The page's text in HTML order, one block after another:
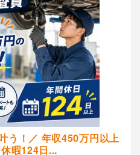
う！／ 年収450万円以上
暇124日...